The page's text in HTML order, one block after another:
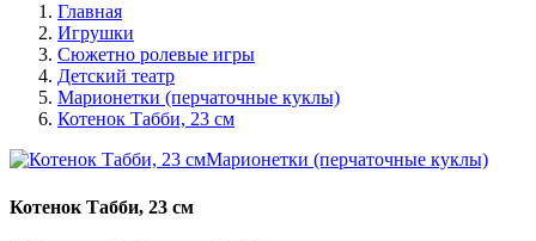
Главная
Игрушки
Сюжетно ролевые игры
Детский театр
Марионетки (перчаточные куклы)
Котенок Табби, 23 см
Котенок Табби, 23 см